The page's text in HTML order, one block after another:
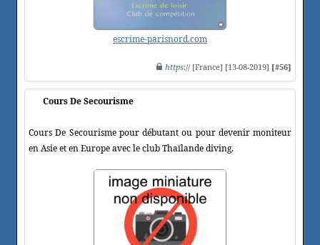
escrime-parisnord.com
https:// [France] [13-08-2019] [#56]
Cours De Secourisme
Cours De Secourisme pour débutant ou pour devenir moniteur
en Asie et en Europe avec le club Thaïlande diving.